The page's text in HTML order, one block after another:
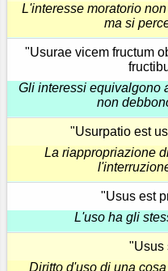
L'interesse moratorio
ma si
"Usurae vicem fructum
Gli interessi equivalgono
non
"Usurpatio est
La riappropriazione
"Usus est
L'uso ha gli
"Usus
Diritto d'uso di una